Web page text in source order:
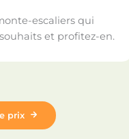
escaliers qui
et profitez-en.
prix